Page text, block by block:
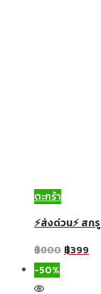
ตะกร้า
⚡ส่งด่วน⚡ สก
฿800 ฿399
-50%